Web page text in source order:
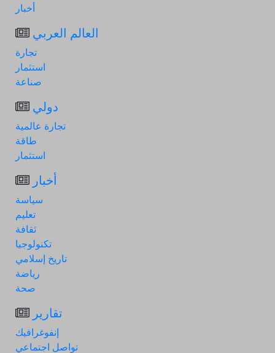
أخبار
العالم العربي
تجارة
استثمار
صناعة
دولي
تجارة عالمية
طاقة
استثمار
أخبار
سياسة
تعليم
ثقافة
تكنولوجيا
تاريخ إسلامي
رياضة
صحة
تقارير
إنفوغرافيك
تواصل اجتماعي